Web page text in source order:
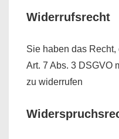
Widerrufsrecht
Sie haben das
Art. 7 Abs. 3 DSGVO
zu widerrufen